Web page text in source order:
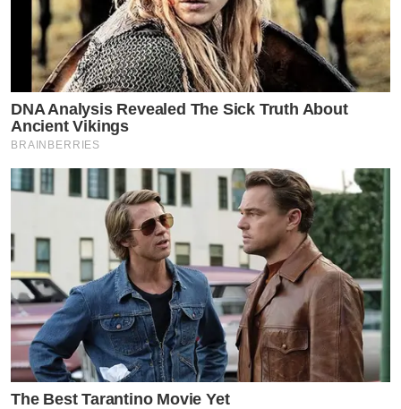
DNA Analysis Revealed The Sick Truth About
Ancient Vikings
BRAINBERRIES
The Best Tarantino Movie Yet